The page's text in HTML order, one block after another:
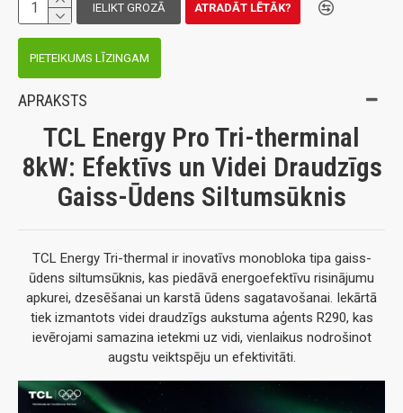
IELIKT GROZĀ ATRADĀT LĒTĀK?
PIETEIKUMS LĪZINGAM
APRAKSTS
TCL Energy Pro Tri-therminal
8kW: Efektīvs un Videi Draudzīgs
Gaiss-Ūdens Siltumsūknis
TCL Energy Tri-thermal ir inovatīvs monobloka tipa gaiss-
ūdens siltumsūknis, kas piedāvā energoefektīvu risinājumu
apkurei, dzesēšanai un karstā ūdens sagatavošanai. Iekārtā
tiek izmantots videi draudzīgs aukstuma aģents R290, kas
ievērojami samazina ietekmi uz vidi, vienlaikus nodrošinot
augstu veiktspēju un efektivitāti.